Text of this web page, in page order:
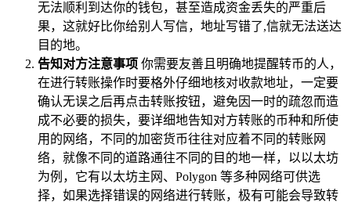
无法顺利到达你的钱包，甚至造成资金丢失的严重后
果，这就好比你给别人写信，地址写错了,信就无法送达
目的地。
告知对方注意事项 你需要友善且明确地提醒转币的人，
在进行转账操作时要格外仔细地核对收款地址，一定要
确认无误之后再点击转账按钮，避免因一时的疏忽而造
成不必要的损失，要详细地告知对方转账的币种和所使
用的网络，不同的加密货币往往对应着不同的转账网
络，就像不同的道路通往不同的目的地一样，以以太坊
为例，它有以太坊主网、Polygon 等多种网络可供选
择，如果选择错误的网络进行转账，极有可能会导致转